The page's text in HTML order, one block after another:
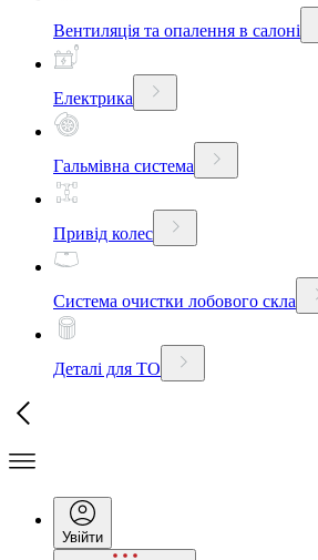
Вентиляція та опалення в салоні
Електрика
Гальмівна система
Привід колес
Система очистки лобового скла
Деталі для ТО
Увійти